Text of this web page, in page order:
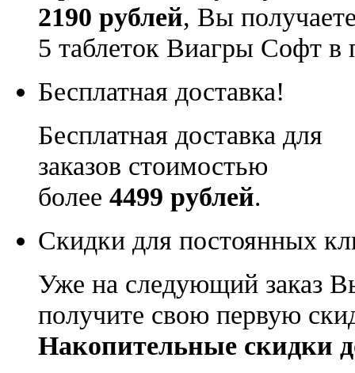
2190 рублей, Вы
5 таблеток Виагры Софт в
Бесплатная доставка!
Бесплатная доставка для
заказов стоимостью
более 4499 рублей.
Скидки для постоянных
Уже на следующий заказ
получите свою первую
Накопительные скидки